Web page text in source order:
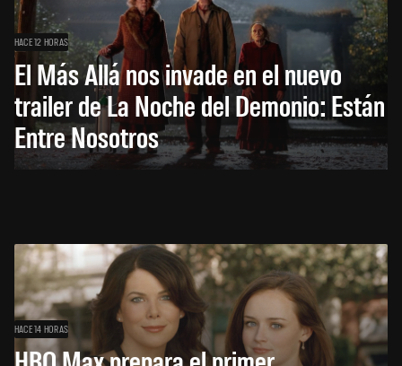
HACE 12 HORAS
El Más Allá nos invade en el nuevo
trailer de La Noche del Demonio: Están
Entre Nosotros
HACE 14 HORAS